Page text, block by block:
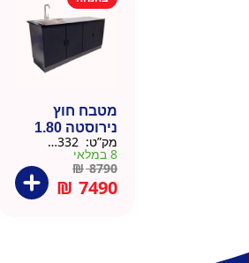
מטבח חוץ
נירוסטה 1.80
מטר כולל שיש
וכיור
מק”ט:
8 במלאי
₪8790
₪ 7490